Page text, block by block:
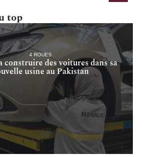
top
4 ROUES
construire des voitures dans sa
usine au Pakistan